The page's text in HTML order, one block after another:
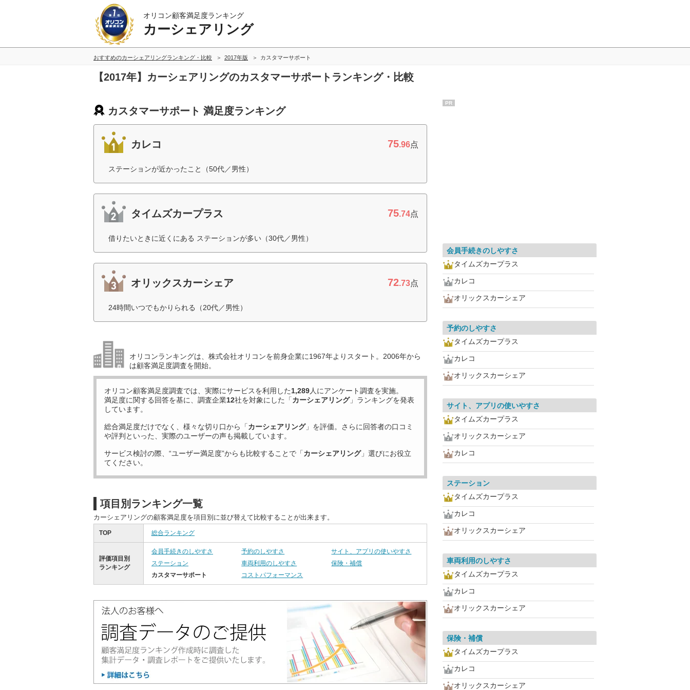
オリコン顧客満足度ランキング
カーシェアリング
おすすめのカーシェアリングランキング・比較 2017年版 カスタマーサポート
【2017年】カーシェアリングのカスタマーサポートランキング・比較
カスタマーサポート 満足度ランキング
カレコ 75.96点
ステーションが近かったこと（50代／男性）
タイムズカープラス 75.74点
借りたいときに近くにある ステーションが多い（30代／男性）
オリックスカーシェア 72.73点
24時間いつでもかりられる（20代／男性）
オリコンランキングは、株式会社オリコンを前身企業に1967年よりスタート。2006年から
は顧客満足度調査を開始。
オリコン顧客満足度調査では、実際にサービスを利用した1,289人にアンケート調査を実施。
満足度に関する回答を基に、調査企業12社を対象にした「カーシェアリング」ランキングを発表
しています。
総合満足度だけでなく、様々な切り口から「カーシェアリング」を評価。さらに回答者の口コミ
や評判といった、実際のユーザーの声も掲載しています。
サービス検討の際、“ユーザー満足度”からも比較することで「カーシェアリング」選びにお役立
てください。
項目別ランキング一覧
カーシェアリングの顧客満足度を項目別に並び替えて比較することが出来ます。
TOP 総合ランキング
評価項目別
ランキング
会員手続きのしやすさ 予約のしやすさ
サイト、アプリの使いやすさ
ステーション
車両利用のしやすさ
保険・補償
カスタマーサポート
コストパフォーマンス
PR
会員手続きのしやすさ
タイムズカープラス
カレコ
オリックスカーシェア
予約のしやすさ
タイムズカープラス
カレコ
オリックスカーシェア
サイト、アプリの使いやすさ
タイムズカープラス
オリックスカーシェア
カレコ
ステーション
タイムズカープラス
カレコ
オリックスカーシェア
車両利用のしやすさ
タイムズカープラス
カレコ
オリックスカーシェア
保険・補償
タイムズカープラス
カレコ
オリックスカーシェア